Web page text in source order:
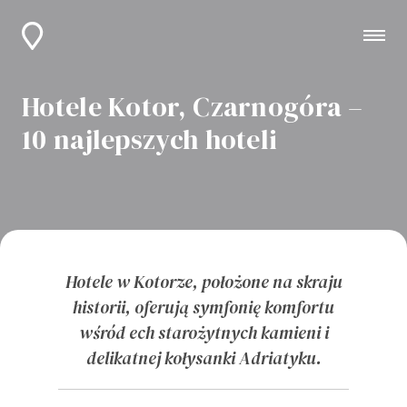
Hotele Kotor, Czarnogóra –
10 najlepszych hoteli
Hotele w Kotorze, położone na skraju
historii, oferują symfonię komfortu
wśród ech starożytnych kamieni i
delikatnej kołysanki Adriatyku.